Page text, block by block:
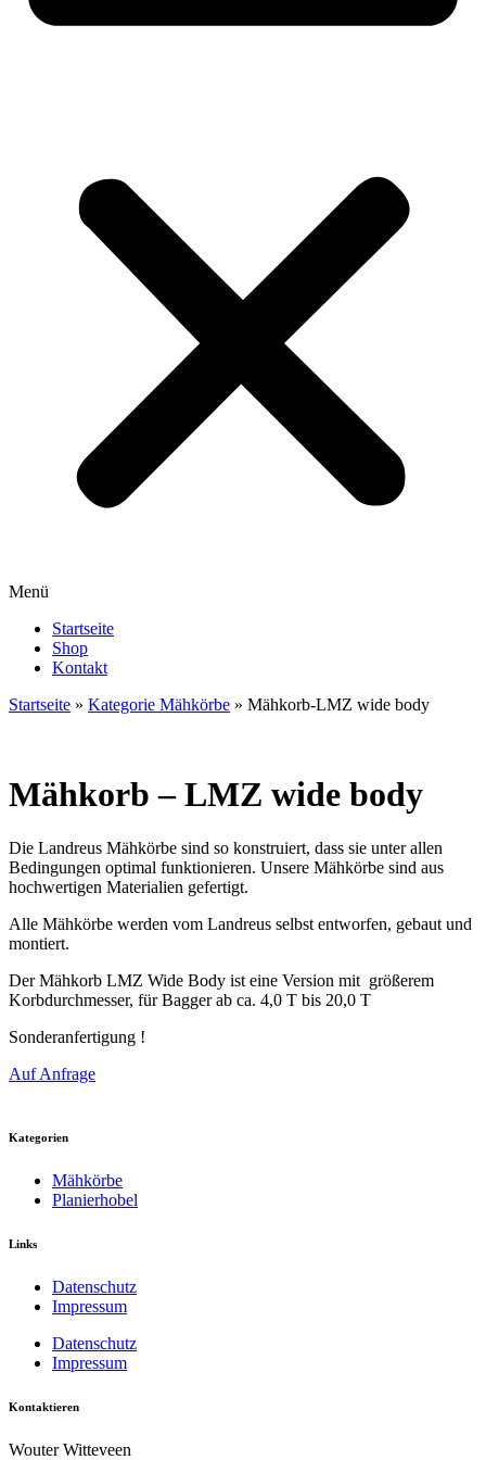
Menü
Startseite
Shop
Kontakt
Startseite » Kategorie Mähkörbe » Mähkorb-LMZ wide body
Mähkorb – LMZ wide body
Die Landreus Mähkörbe sind so konstruiert, dass sie unter allen
Bedingungen optimal funktionieren. Unsere Mähkörbe sind aus
hochwertigen Materialien gefertigt.
Alle Mähkörbe werden vom Landreus selbst entworfen, gebaut und
montiert.
Der Mähkorb LMZ Wide Body ist eine Version mit größerem
Korbdurchmesser, für Bagger ab ca. 4,0 T bis 20,0 T
Sonderanfertigung !
Auf Anfrage
Kategorien
Mähkörbe
Planierhobel
Links
Datenschutz
Impressum
Datenschutz
Impressum
Kontaktieren
Wouter Witteveen